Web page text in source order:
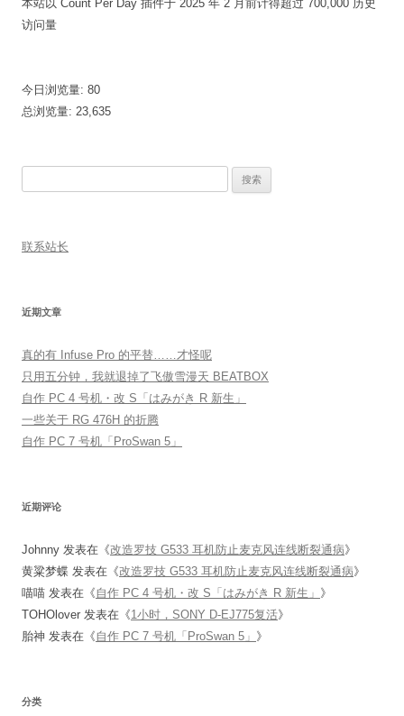
本站以 Count Per Day 插件于 2025 年 2 月前计得超过 700,000 历史
访问量
今日浏览量: 80
总浏览量: 23,635
联系站长
近期文章
真的有 Infuse Pro 的平替……才怪呢
只用五分钟，我就退掉了飞傲雪漫天 BEATBOX
自作 PC 4 号机・改 S「はみがき R 新生」
一些关于 RG 476H 的折腾
自作 PC 7 号机「ProSwan 5」
近期评论
Johnny 发表在《改造罗技 G533 耳机防止麦克风连线断裂通病》
黄粱梦蝶 发表在《改造罗技 G533 耳机防止麦克风连线断裂通病》
喵喵 发表在《自作 PC 4 号机・改 S「はみがき R 新生」 》
TOHOlover 发表在《1小时，SONY D-EJ775复活》
胎神 发表在《自作 PC 7 号机「ProSwan 5」 》
分类